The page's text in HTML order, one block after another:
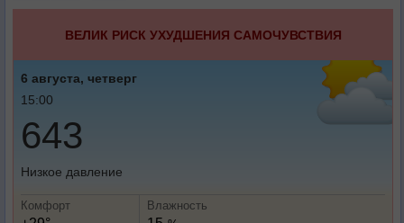
ВЕЛИК РИСК УХУДШЕНИЯ САМОЧУВСТВИЯ
6 августа, четверг
15:00
643
Низкое давление
Комфорт Влажность